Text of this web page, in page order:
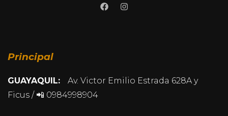
Principal
GUAYAQUIL: Av. Victor Emilio Estrada 628A y
Ficus / 📲 0984998904